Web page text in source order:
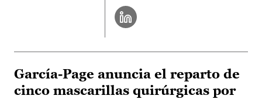
García-Page anuncia el reparto de
cinco mascarillas quirúrgicas por